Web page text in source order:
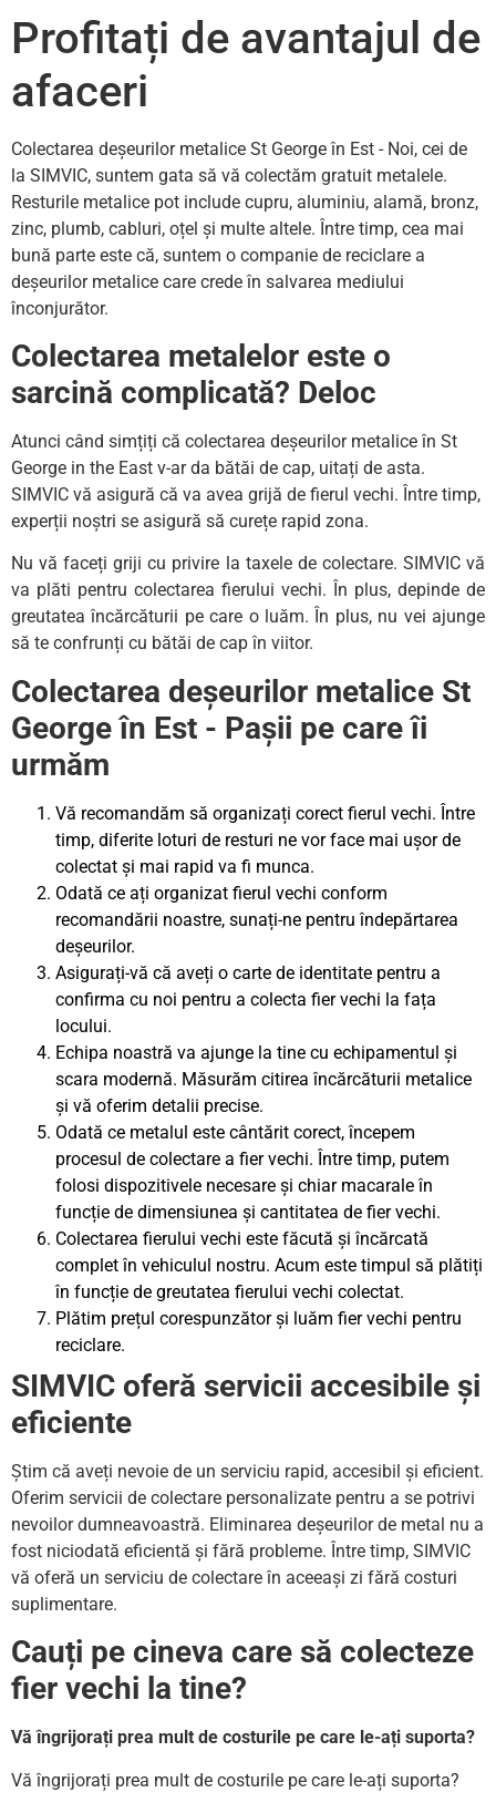
Profitați de avantajul de
afaceri
Colectarea deșeurilor metalice St George în Est - Noi, cei de
la SIMVIC, suntem gata să vă colectăm gratuit metalele.
Resturile metalice pot include cupru, aluminiu, alamă, bronz,
zinc, plumb, cabluri, oțel și multe altele. Între timp, cea mai
bună parte este că, suntem o companie de reciclare a
deșeurilor metalice care crede în salvarea mediului
înconjurător.
Colectarea metalelor este o
sarcină complicată? Deloc
Atunci când simțiți că colectarea deșeurilor metalice în St
George in the East v-ar da bătăi de cap, uitați de asta.
SIMVIC vă asigură că va avea grijă de fierul vechi. Între timp,
experții noștri se asigură să curețe rapid zona.
Nu vă faceți griji cu privire la taxele de colectare. SIMVIC vă
va plăti pentru colectarea fierului vechi. În plus, depinde de
greutatea încărcăturii pe care o luăm. În plus, nu vei ajunge
să te confrunți cu bătăi de cap în viitor.
Colectarea deșeurilor metalice St
George în Est - Pașii pe care îi
urmăm
Vă recomandăm să organizați corect fierul vechi. Între
timp, diferite loturi de resturi ne vor face mai ușor de
colectat și mai rapid va fi munca.
Odată ce ați organizat fierul vechi conform
recomandării noastre, sunați-ne pentru îndepărtarea
deșeurilor.
Asigurați-vă că aveți o carte de identitate pentru a
confirma cu noi pentru a colecta fier vechi la fața
locului.
Echipa noastră va ajunge la tine cu echipamentul și
scara modernă. Măsurăm citirea încărcăturii metalice
și vă oferim detalii precise.
Odată ce metalul este cântărit corect, începem
procesul de colectare a fier vechi. Între timp, putem
folosi dispozitivele necesare și chiar macarale în
funcție de dimensiunea și cantitatea de fier vechi.
Colectarea fierului vechi este făcută și încărcată
complet în vehiculul nostru. Acum este timpul să plătiți
în funcție de greutatea fierului vechi colectat.
Plătim prețul corespunzător și luăm fier vechi pentru
reciclare.
SIMVIC oferă servicii accesibile și
eficiente
Știm că aveți nevoie de un serviciu rapid, accesibil și eficient.
Oferim servicii de colectare personalizate pentru a se potrivi
nevoilor dumneavoastră. Eliminarea deșeurilor de metal nu a
fost niciodată eficientă și fără probleme. Între timp, SIMVIC
vă oferă un serviciu de colectare în aceeași zi fără costuri
suplimentare.
Cauți pe cineva care să colecteze
fier vechi la tine?
Vă îngrijorați prea mult de costurile pe care le-ați suporta?
Vă îngrijorați prea mult de costurile pe care le-ați suporta?